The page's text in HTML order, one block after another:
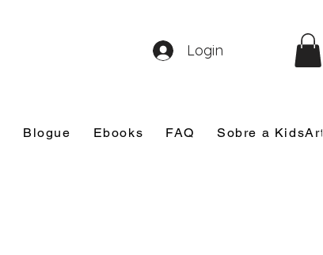
Blogue Ebooks FAQ Sobre a KidsArt
Login